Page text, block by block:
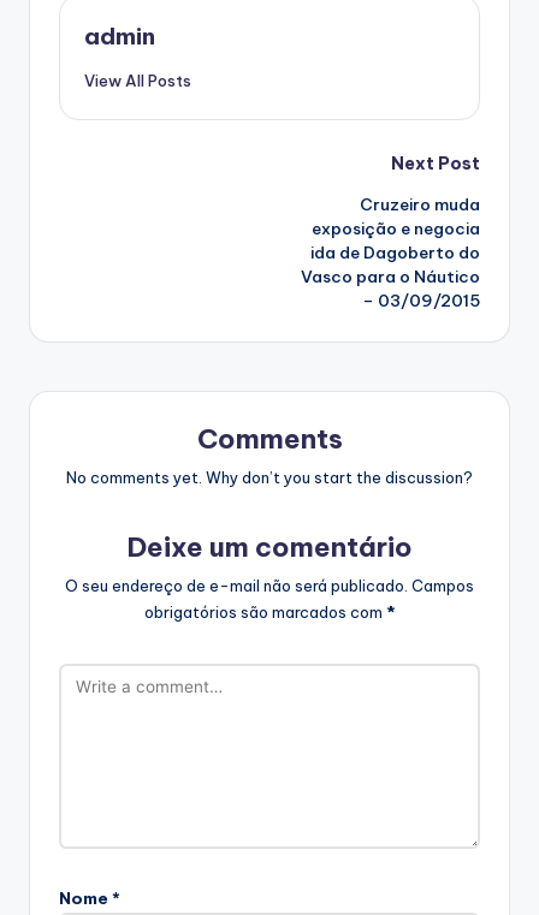
admin
View All Posts
Next Post
Cruzeiro muda
exposição e negocia
ida de Dagoberto do
Vasco para o Náutico
– 03/09/2015
Comments
No comments yet. Why don’t you start the discussion?
Deixe um comentário
O seu endereço de e-mail não será publicado. Campos
obrigatórios são marcados com *
Nome *